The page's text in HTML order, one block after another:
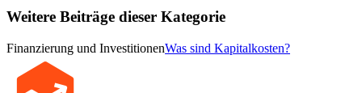
Weitere Beiträge dieser Kategorie
Finanzierung und InvestitionenWas sind Kapitalkosten?